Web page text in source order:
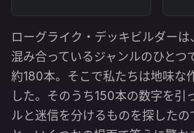
ローグライク・デッキビルダー
混み合っているジャンルのひとつ
約180本。そこで私たちは地味な
した。そのうち150本の数字を引
ルと迷信を分けるものを探したの